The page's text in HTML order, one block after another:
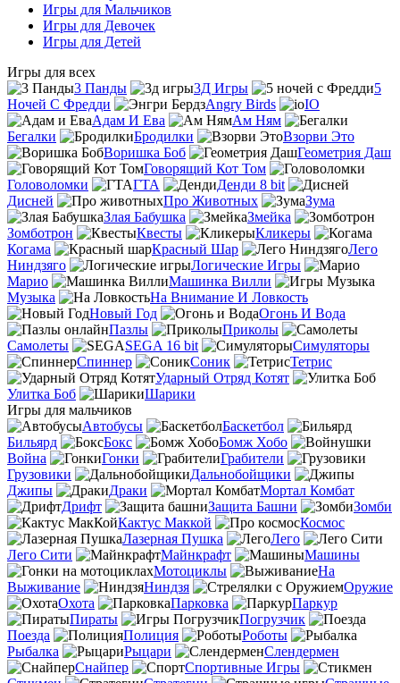
Игры для Мальчиков
Игры для Девочек
Игры для Детей
Игры для всех
3 Панды
3Д Игры
5
Ночей С Фредди
Angry Birds
IO
Адам И Ева
Ам Ням
Бегалки
Бродилки
Взорви Это
Воришка Боб
Геометрия Даш
Говорящий Кот Том
Головоломки
ГТА
Денди 8 bit
Дисней
Про Животных
Зума
Злая Бабушка
Змейка
Зомботрон
Квесты
Кликеры
Когама
Красный Шар
Лего
Ниндзяго
Логические Игры
Марио
Машинка Вилли
Музыка
На Внимание И Ловкость
Новый Год
Огонь И Вода
Пазлы
Приколы
Самолеты
SEGA 16 bit
Симуляторы
Спиннер
Соник
Тетрис
Ударный Отряд Котят
Улитка Боб
Шарики
Игры для мальчиков
Автобусы
Баскетбол
Бильярд
Бокс
Бомж Хобо
Война
Гонки
Грабители
Грузовики
Дальнобойщики
Джипы
Драки
Мортал Комбат
Дрифт
Защита Башни
Зомби
Кактус Маккой
Космос
Лазерная Пушка
Лего
Лего Сити
Майнкрафт
Машины
Мотоциклы
На
Выживание
Ниндзя
Оружие
Охота
Парковка
Паркур
Пираты
Погрузчик
Поезда
Полиция
Роботы
Рыбалка
Рыцари
Слендермен
Снайпер
Спортивные Игры